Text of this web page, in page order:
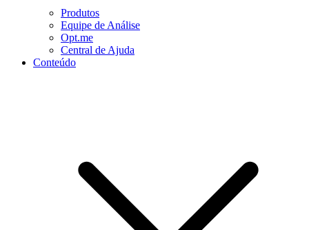
Produtos
Equipe de Análise
Opt.me
Central de Ajuda
Conteúdo